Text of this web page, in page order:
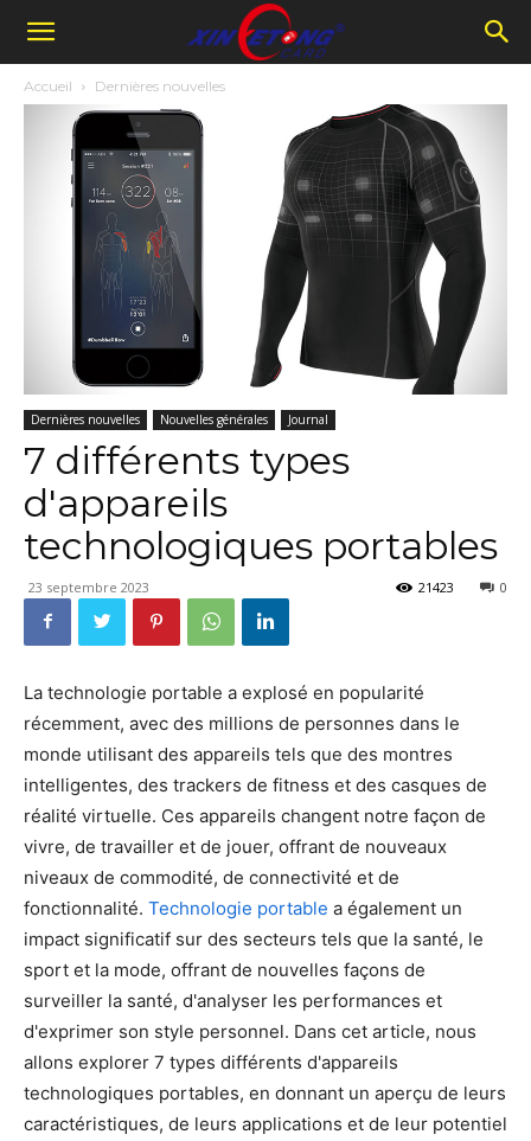
Accueil Dernières nouvelles
Dernières nouvelles Nouvelles générales Journal
7 différents types
d'appareils
technologiques portables
23 septembre 2023 0
21423
La technologie portable a explosé en popularité
récemment, avec des millions de personnes dans le
monde utilisant des appareils tels que des montres
intelligentes, des trackers de fitness et des casques de
réalité virtuelle. Ces appareils changent notre façon de
vivre, de travailler et de jouer, offrant de nouveaux
niveaux de commodité, de connectivité et de
fonctionnalité. Technologie portable a également un
impact significatif sur des secteurs tels que la santé, le
sport et la mode, offrant de nouvelles façons de
surveiller la santé, d'analyser les performances et
d'exprimer son style personnel. Dans cet article, nous
allons explorer 7 types différents d'appareils
technologiques portables, en donnant un aperçu de leurs
caractéristiques, de leurs applications et de leur potentiel